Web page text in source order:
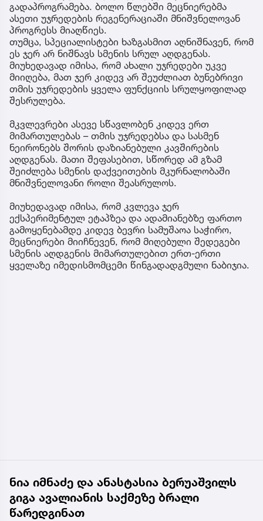
გადაპროგრამება. ბოლო წლებში მეცნიერებმა
ასეთი უჯრედების რეგენერაციაში მნიშვნელოვან
პროგრესს მიაღწიეს.
თუმცა, სპეციალისტები ხაზგასმით აღნიშნავენ, რომ
ეს ჯერ არ ნიშნავს სმენის სრულ აღდგენას.
მიუხედავად იმისა, რომ ახალი უჯრედები უკვე
მიიღება, მათ ჯერ კიდევ არ შეუძლიათ ბუნებრივი
თმის უჯრედების ყველა ფუნქციის სრულყოფილად
შესრულება.
მკვლევრები ასევე სწავლობენ კიდევ ერთ
მიმართულებას – თმის უჯრედებსა და სასმენ
ნეირონებს შორის დაზიანებული კავშირების
აღდგენას. მათი შეფასებით, სწორედ ამ გზამ
შეიძლება სმენის დაქვეითების მკურნალობაში
მნიშვნელოვანი როლი შეასრულოს.
მიუხედავად იმისა, რომ კვლევა ჯერ
ექსპერიმენტულ ეტაპზეა და ადამიანებზე ფართო
გამოყენებამდე კიდევ ბევრი სამუშაოა საჭირო,
მეცნიერები მიიჩნევენ, რომ მიღებული შედეგები
სმენის აღდგენის მიმართულებით ერთ-ერთი
ყველაზე იმედისმომცემი წინგადადგმული ნაბიჯია.
ნია იმნაძე და ანასტასია ბერუაშვილს
გიგა ავალიანის საქმეზე ბრალი
წარედგინათ